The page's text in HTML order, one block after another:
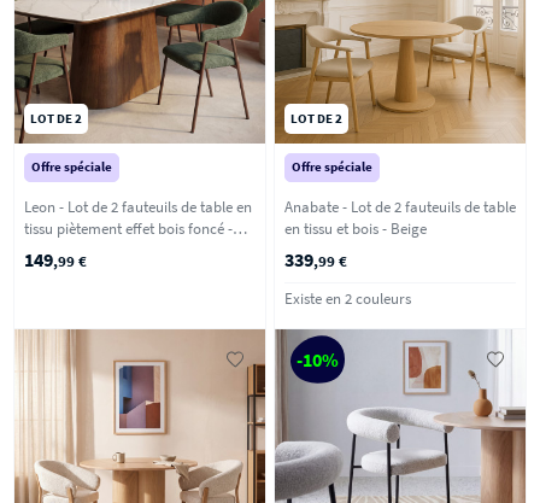
LOT DE 2
Offre spéciale
Leon - Lot de 2 fauteuils de table en
tissu piètement effet bois foncé -
Vert foncé
149,99 €
LOT DE 2
Offre spéciale
Anabate - Lot de 2 fauteuils de table
en tissu et bois - Beige
339,99 €
Existe en 2 couleurs
-10%